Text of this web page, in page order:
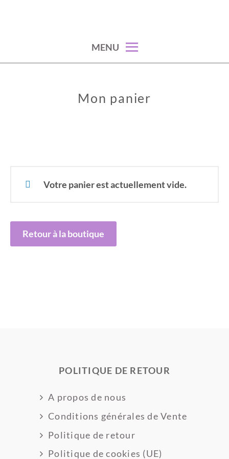
MENU
Mon panier
Votre panier est actuellement vide.
Retour à la boutique
POLITIQUE DE RETOUR
A propos de nous
Conditions générales de Vente
Politique de retour
Politique de cookies (UE)